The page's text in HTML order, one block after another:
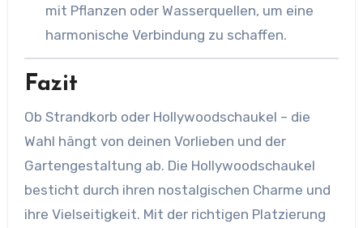
mit Pflanzen oder Wasserquellen, um eine
harmonische Verbindung zu schaffen.
Fazit
Ob Strandkorb oder Hollywoodschaukel – die
Wahl hängt von deinen Vorlieben und der
Gartengestaltung ab. Die Hollywoodschaukel
besticht durch ihren nostalgischen Charme und
ihre Vielseitigkeit. Mit der richtigen Platzierung